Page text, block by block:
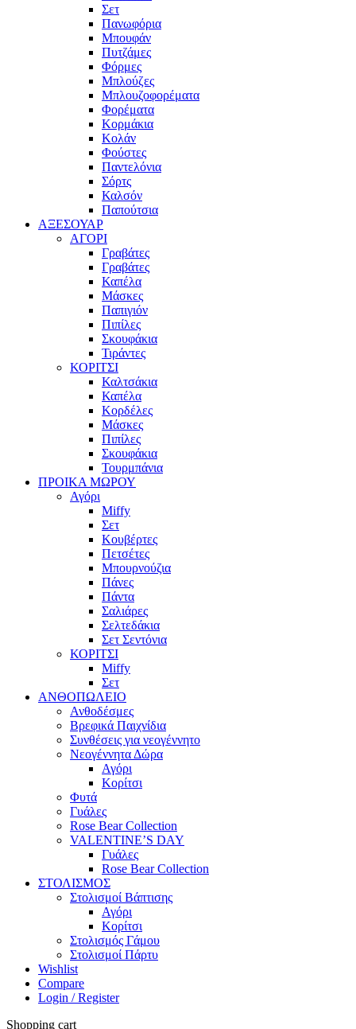
Σετ
Πανωφόρια
Μπουφάν
Πυτζάμες
Φόρμες
Μπλούζες
Μπλουζοφορέματα
Φορέματα
Κορμάκια
Κολάν
Φούστες
Παντελόνια
Σόρτς
Καλσόν
Παπούτσια
ΑΞΕΣΟΥΑΡ
ΑΓΟΡΙ
Γραβάτες
Γραβάτες
Καπέλα
Μάσκες
Παπιγιόν
Πιπίλες
Σκουφάκια
Τιράντες
ΚΟΡΙΤΣΙ
Καλτσάκια
Καπέλα
Κορδέλες
Μάσκες
Πιπίλες
Σκουφάκια
Τουρμπάνια
ΠΡΟΙΚΑ ΜΩΡΟΥ
Αγόρι
Miffy
Σετ
Κουβέρτες
Πετσέτες
Μπουρνούζια
Πάνες
Πάντα
Σαλιάρες
Σελτεδάκια
Σετ Σεντόνια
ΚΟΡΙΤΣΙ
Miffy
Σετ
ΑΝΘΟΠΩΛΕΙΟ
Ανθοδέσμες
Βρεφικά Παιχνίδια
Συνθέσεις για νεογέννητο
Νεογέννητα Δώρα
Αγόρι
Κορίτσι
Φυτά
Γυάλες
Rose Bear Collection
VALENTINE’S DAY
Γυάλες
Rose Bear Collection
ΣΤΟΛΙΣΜΟΣ
Στολισμοί Βάπτισης
Αγόρι
Κορίτσι
Στολισμός Γάμου
Στολισμοί Πάρτυ
Wishlist
Compare
Login / Register
Shopping cart